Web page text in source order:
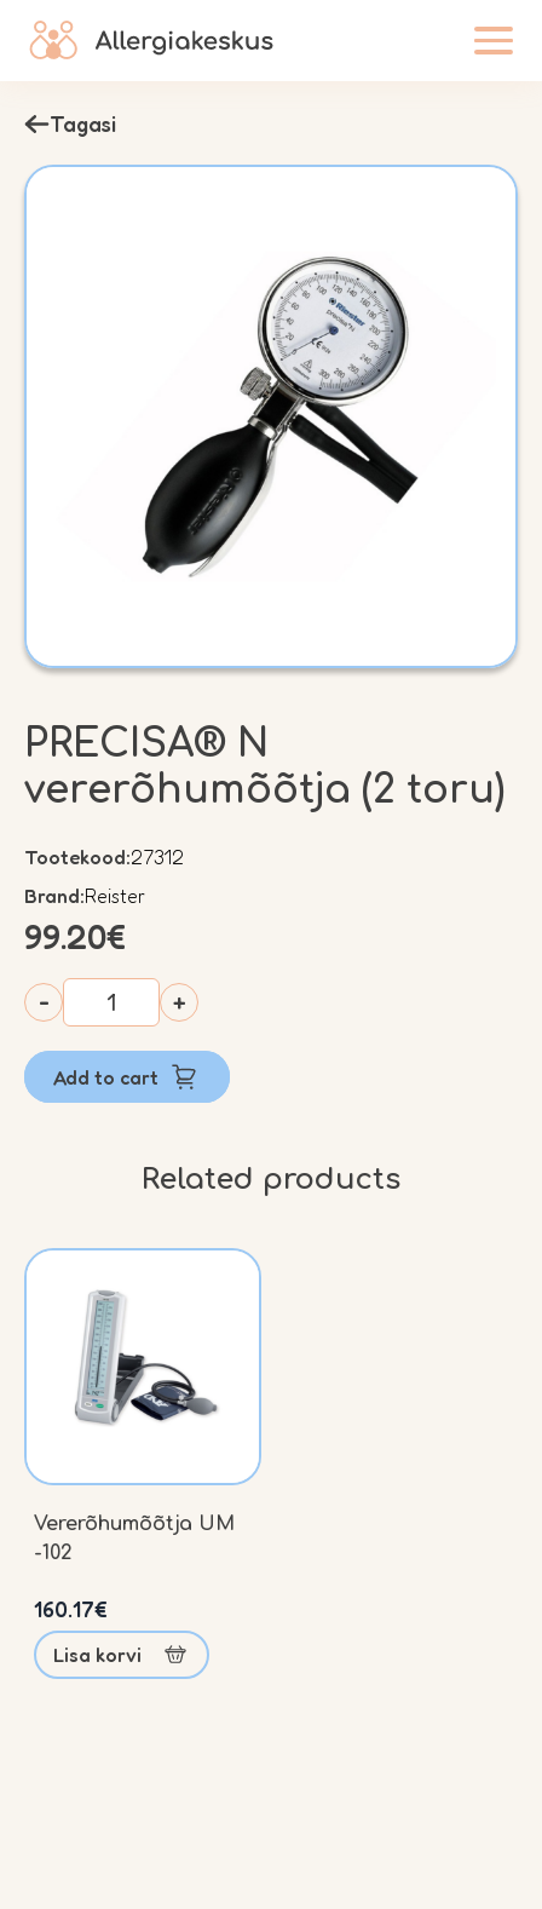
Tagasi
PRECISA® N
vererõhumõõtja (2 toru)
Tootekood:27312
Brand:Reister
99.20€
- PRECISA®
N
vererõhumõõtja
(2
toru)
+
Add to cart
Related products
Vererõhumõõtja UM
-102
Lisa korvi
160.17€